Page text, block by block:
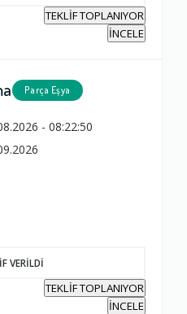
TEKLİF TOPLANIYOR
İNCELE
Parça Eşya
- 08:22:50
VERİLDİ
TEKLİF TOPLANIYOR
İNCELE
1.0
1.0
Dengesi